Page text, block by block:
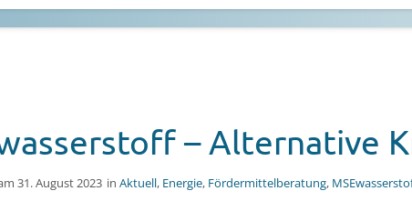
– Alternative
31. August 2023 inAktuell, Energie, Fördermittelberatung,